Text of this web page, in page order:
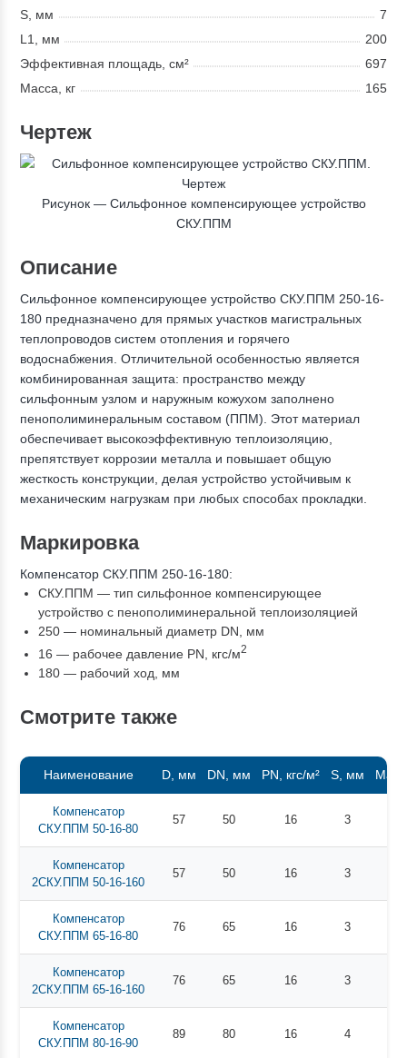
S, мм
7
L1, мм
200
Эффективная площадь, см²
697
Масса, кг
165
Чертеж
Рисунок — Сильфонное компенсирующее устройство
СКУ.ППМ
Описание
Сильфонное компенсирующее устройство СКУ.ППМ 250-16-
180 предназначено для прямых участков магистральных
теплопроводов систем отопления и горячего
водоснабжения. Отличительной особенностью является
комбинированная защита: пространство между
сильфонным узлом и наружным кожухом заполнено
пенополиминеральным составом (ППМ). Этот материал
обеспечивает высокоэффективную теплоизоляцию,
препятствует коррозии металла и повышает общую
жесткость конструкции, делая устройство устойчивым к
механическим нагрузкам при любых способах прокладки.
Маркировка
Компенсатор СКУ.ППМ 250-16-180:
СКУ.ППМ — тип сильфонное компенсирующее
устройство с пенополиминеральной теплоизоляцией
250 — номинальный диаметр DN, мм
16 — рабочее давление PN, кгc/м2
180 — рабочий ход, мм
Смотрите также
Наименование D, мм DN, мм PN, кгс/м² S, мм
Компенсатор
СКУ.ППМ 50-16-80
57 50 16 3
Компенсатор
2СКУ.ППМ 50-16-160
57 50 16 3
Компенсатор
СКУ.ППМ 65-16-80
76 65 16 3
Компенсатор
2СКУ.ППМ 65-16-160
76 65 16 3
Компенсатор
СКУ.ППМ 80-16-90
89 80 16 4